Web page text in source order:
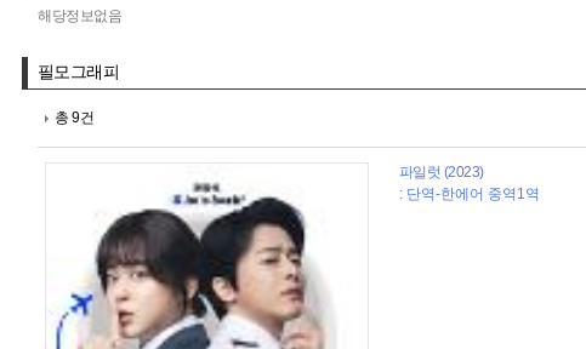
해당정보없음
필모그래피
총 9건
파일럿 (2023)
: 단역-한에어 중역1역